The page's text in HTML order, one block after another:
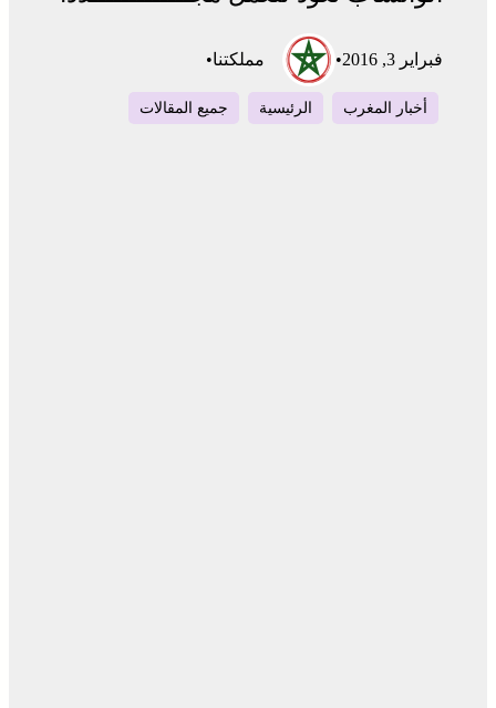
فبراير 3, 2016 • مملكتنا•
أخبار المغرب الرئيسية جميع المقالات